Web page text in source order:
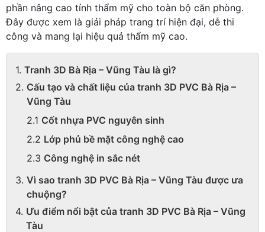
phần nâng cao tính thẩm mỹ cho toàn bộ căn phòng.
Đây được xem là giải pháp trang trí hiện đại, dễ thi
công và mang lại hiệu quả thẩm mỹ cao.
Tranh 3D Bà Rịa – Vũng Tàu là gì?
Cấu tạo và chất liệu của tranh 3D PVC Bà Rịa –
Vũng Tàu
Cốt nhựa PVC nguyên sinh
Lớp phủ bề mặt công nghệ cao
Công nghệ in sắc nét
Vì sao tranh 3D PVC Bà Rịa – Vũng Tàu được ưa
chuộng?
Ưu điểm nổi bật của tranh 3D PVC Bà Rịa – Vũng
Tàu